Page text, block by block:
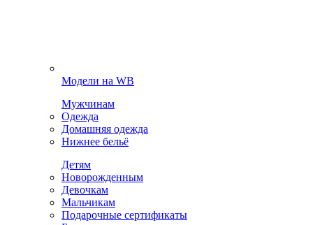
Модели на WB
Мужчинам
Одежда
Домашняя одежда
Нижнее бельё
Детям
Новорожденным
Девочкам
Мальчикам
Подарочные сертификаты